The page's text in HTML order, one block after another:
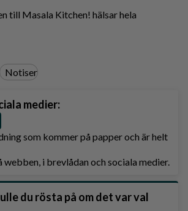
till Masala Kitchen! hälsar hela
Notiser
medier:
som kommer på papper och är helt
webben, i brevlådan och sociala medier.
du rösta på om det var val